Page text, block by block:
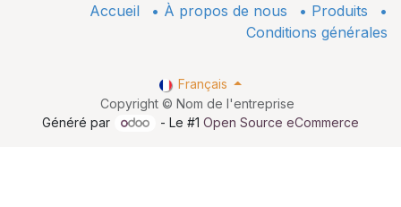
Accueil • À propos de nous • ​Produits
•
Conditions générales
Copyright © Nom de l'entreprise
Français
Généré par - Le #1Open Source eCommerce